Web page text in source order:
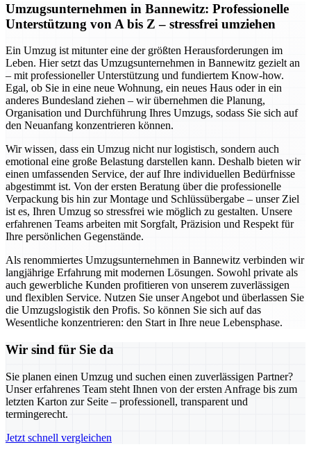
Umzugsunternehmen in Bannewitz: Professionelle
Unterstützung von A bis Z – stressfrei umziehen
Ein Umzug ist mitunter eine der größten Herausforderungen im
Leben. Hier setzt das Umzugsunternehmen in Bannewitz gezielt an
– mit professioneller Unterstützung und fundiertem Know-how.
Egal, ob Sie in eine neue Wohnung, ein neues Haus oder in ein
anderes Bundesland ziehen – wir übernehmen die Planung,
Organisation und Durchführung Ihres Umzugs, sodass Sie sich auf
den Neuanfang konzentrieren können.
Wir wissen, dass ein Umzug nicht nur logistisch, sondern auch
emotional eine große Belastung darstellen kann. Deshalb bieten wir
einen umfassenden Service, der auf Ihre individuellen Bedürfnisse
abgestimmt ist. Von der ersten Beratung über die professionelle
Verpackung bis hin zur Montage und Schlüssübergabe – unser Ziel
ist es, Ihren Umzug so stressfrei wie möglich zu gestalten. Unsere
erfahrenen Teams arbeiten mit Sorgfalt, Präzision und Respekt für
Ihre persönlichen Gegenstände.
Als renommiertes Umzugsunternehmen in Bannewitz verbinden wir
langjährige Erfahrung mit modernen Lösungen. Sowohl private als
auch gewerbliche Kunden profitieren von unserem zuverlässigen
und flexiblen Service. Nutzen Sie unser Angebot und überlassen Sie
die Umzugslogistik den Profis. So können Sie sich auf das
Wesentliche konzentrieren: den Start in Ihre neue Lebensphase.
Wir sind für Sie da
Sie planen einen Umzug und suchen einen zuverlässigen Partner?
Unser erfahrenes Team steht Ihnen von der ersten Anfrage bis zum
letzten Karton zur Seite – professionell, transparent und
termingerecht.
Jetzt schnell vergleichen